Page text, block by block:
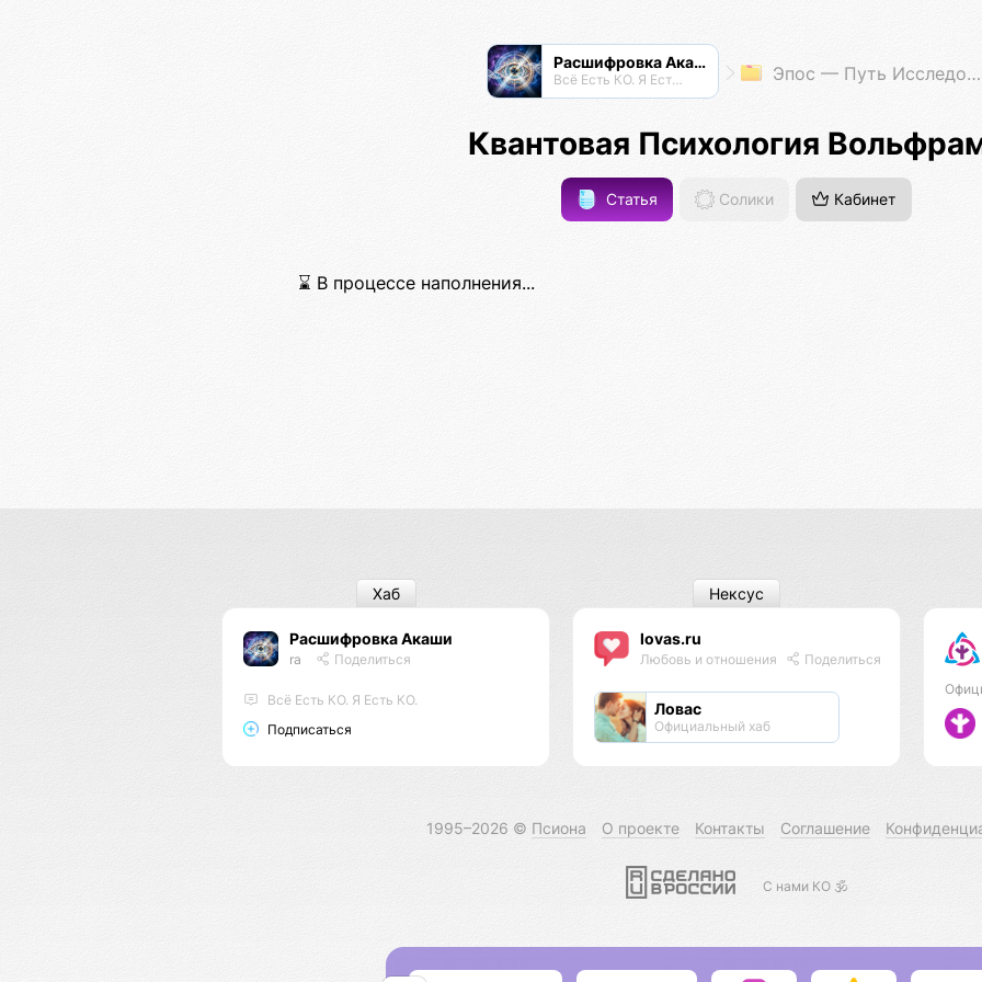
Расшифровка Акаши
Всё Есть КО. Я Есть КО. Эпос — Путь Исследователя
Квантовая Психология
Статья Солики Кабинет
⌛ В процессе наполнения...
Расшифровка Акаши
ra Поделиться
Всё Есть КО. Я Есть КО.
Подписаться
Хаб
lovas.ru
Любовь и отношения Поделиться
Ловас
Официальный хаб
Нексус
1995–2026 © Псиона О проекте Контакты Соглашение
С нами КО 🕉️